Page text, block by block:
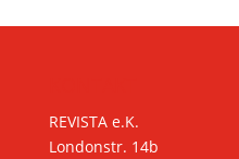
REVISTA e.K.
Londonstr. 14b